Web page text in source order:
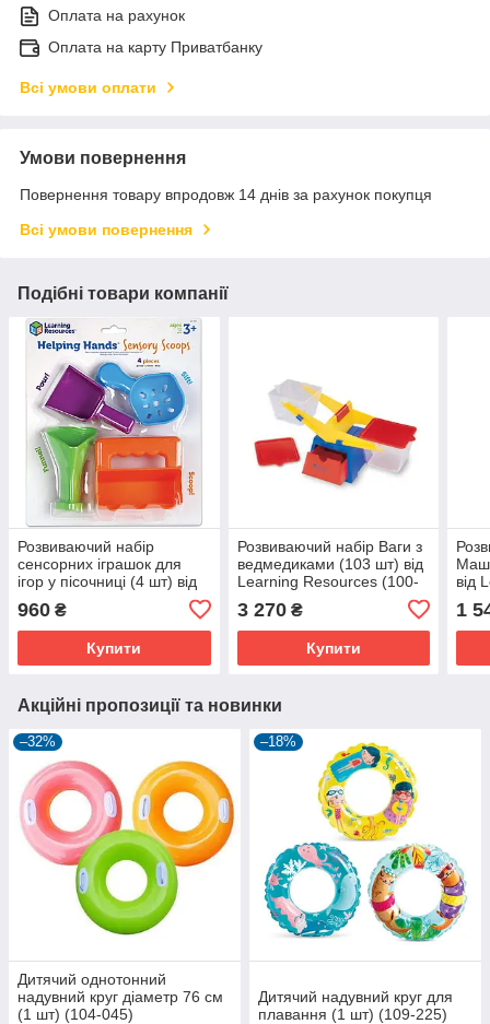
Оплата на рахунок
Оплата на карту Приватбанку
Всі умови оплати
Умови повернення
Повернення товару впродовж 14 днів за рахунок покупця
Всі умови повернення
Подібні товари компанії
Розвиваючий набір
сенсорних іграшок для
ігор у пісочниці (4 шт) від
Learning Resources (107-
849)
960 ₴
Купити
Розвиваючий набір Ваги з
ведмедиками (103 шт) від
Learning Resources (100-
3 270₴
Купити
від
1
Акційні пропозиції та новинки
–32%
Дитячий однотонний
надувний круг діаметр 76 см
(1 шт) (104-045)
–18%
Дитячий надувний круг для
плавання (1 шт) (109-225)